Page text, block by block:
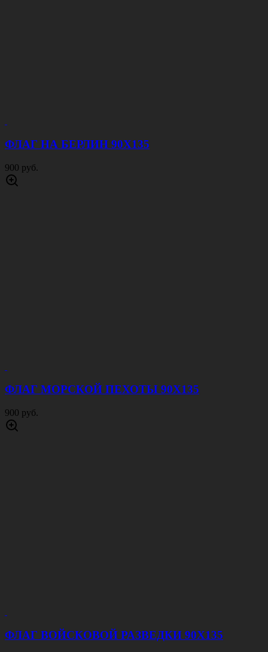
ФЛАГ НА БЕРЛИН 90Х135
900 руб.
ФЛАГ МОРСКОЙ ПЕХОТЫ 90Х135
900 руб.
ФЛАГ ВОЙСКОВОЙ РАЗВЕДКИ 90Х135